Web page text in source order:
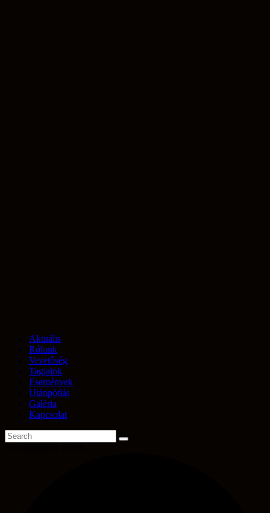
Aktuális
Rólunk
Vezetőség
Tagjaink
Események
Utánpótlás
Galéria
Kapcsolat